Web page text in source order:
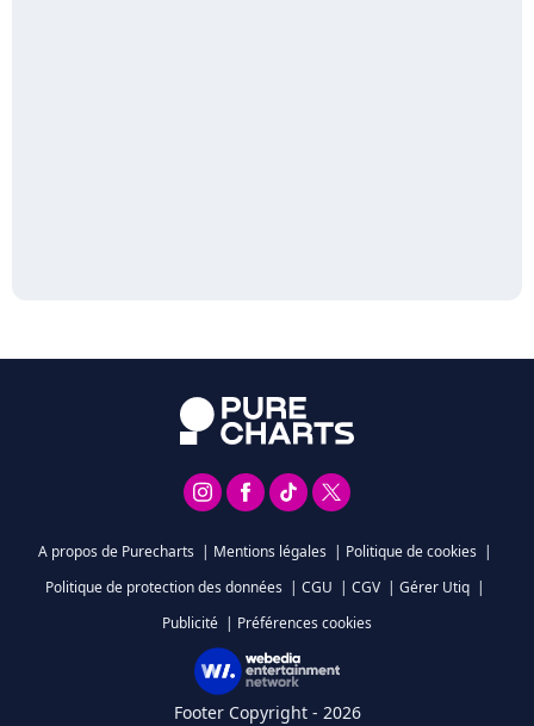
A propos de Purecharts | Mentions légales | Politique de cookies |
Politique de protection des données | CGU | CGV | Gérer Utiq |
Publicité | Préférences cookies
Footer Copyright - 2026